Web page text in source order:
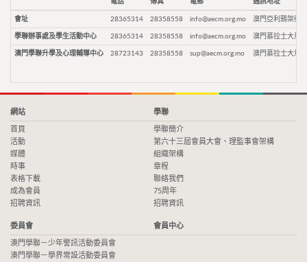
電話 傳真 電郵 通訊地址
會址 28365314 28358558 info@aecm.org.mo 澳門亞利鴉架街9
學聯辦事處及學生活動中心 28365314 28358558 info@aecm.org.mo 澳門慕拉士大馬
澳門學聯升學及心理輔導中心 28723143 28358558 sup@aecm.org.mo 澳門慕拉士大馬
網站
首頁
活動
媒體
時事
表格下載
成為會員
招聘資訊
學聯
學聯簡介
第六十三屆會員大會、理監事會架構
組織架構
章程
聯絡我們
75周年
招聘資訊
委員會
澳門學聯－少年警訊活動委員會
澳門學聯－學界常設活動委員會
會員中心